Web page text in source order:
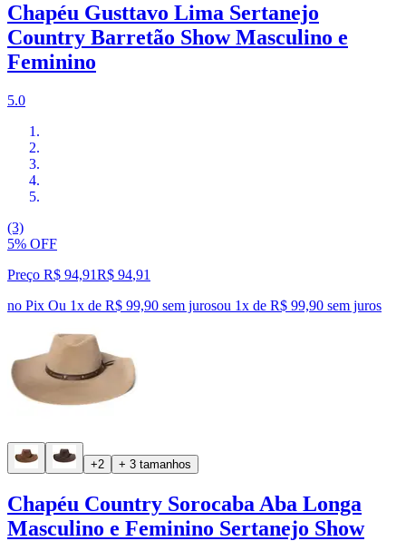
Chapéu Gusttavo Lima Sertanejo
Country Barretão Show Masculino e
Feminino
5.0
(3)
5% OFF
Preço R$ 94,91R$ 94,91
no Pix Ou 1x de R$ 99,90 sem jurosou 1x de R$ 99,90 sem juros
+2 + 3 tamanhos
Chapéu Country Sorocaba Aba Longa
Masculino e Feminino Sertanejo Show